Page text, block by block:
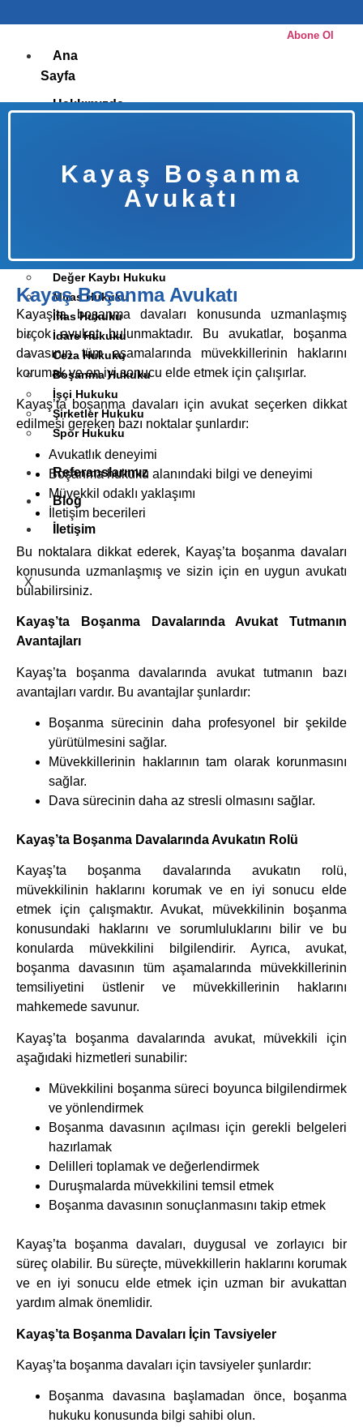
Ana
Sayfa
Hakkımızda
Avukat Cihad Ünal
Avukat Fatih Şen
Değer Kaybı Hukuku
Miras Hukuku
İflas Hukuku
İdare Hukuku
Ceza Hukuku
Boşanma Hukuku
İşçi Hukuku
Şirketler Hukuku
Spor Hukuku
Referanslarımız
Blog
İletişim
X
Abone Ol
Kayaş Boşanma
Avukatı
Kayaş Boşanma Avukatı
Kayaş’ta boşanma davaları konusunda uzmanlaşmış
birçok avukat bulunmaktadır. Bu avukatlar, boşanma
davasının tüm aşamalarında müvekkillerinin haklarını
korumak ve en iyi sonucu elde etmek için çalışırlar.
Kayaş’ta boşanma davaları için avukat seçerken dikkat
edilmesi gereken bazı noktalar şunlardır:
Avukatlık deneyimi
Boşanma hukuku alanındaki bilgi ve deneyimi
Müvekkil odaklı yaklaşımı
İletişim becerileri
Bu noktalara dikkat ederek, Kayaş’ta boşanma davaları
konusunda uzmanlaşmış ve sizin için en uygun avukatı
bulabilirsiniz.
Kayaş’ta Boşanma Davalarında Avukat Tutmanın
Avantajları
Kayaş’ta boşanma davalarında avukat tutmanın bazı
avantajları vardır. Bu avantajlar şunlardır:
Boşanma sürecinin daha profesyonel bir şekilde
yürütülmesini sağlar.
Müvekkillerinin haklarının tam olarak korunmasını
sağlar.
Dava sürecinin daha az stresli olmasını sağlar.
Kayaş’ta Boşanma Davalarında Avukatın Rolü
Kayaş’ta boşanma davalarında avukatın rolü,
müvekkilinin haklarını korumak ve en iyi sonucu elde
etmek için çalışmaktır. Avukat, müvekkilinin boşanma
konusundaki haklarını ve sorumluluklarını bilir ve bu
konularda müvekkilini bilgilendirir. Ayrıca, avukat,
boşanma davasının tüm aşamalarında müvekkillerinin
temsiliyetini üstlenir ve müvekkillerinin haklarını
mahkemede savunur.
Kayaş’ta boşanma davalarında avukat, müvekkili için
aşağıdaki hizmetleri sunabilir:
Müvekkilini boşanma süreci boyunca bilgilendirmek
ve yönlendirmek
Boşanma davasının açılması için gerekli belgeleri
hazırlamak
Delilleri toplamak ve değerlendirmek
Duruşmalarda müvekkilini temsil etmek
Boşanma davasının sonuçlanmasını takip etmek
Kayaş’ta boşanma davaları, duygusal ve zorlayıcı bir
süreç olabilir. Bu süreçte, müvekkillerin haklarını korumak
ve en iyi sonucu elde etmek için uzman bir avukattan
yardım almak önemlidir.
Kayaş’ta Boşanma Davaları İçin Tavsiyeler
Kayaş’ta boşanma davaları için tavsiyeler şunlardır:
Boşanma davasına başlamadan önce, boşanma
hukuku konusunda bilgi sahibi olun.